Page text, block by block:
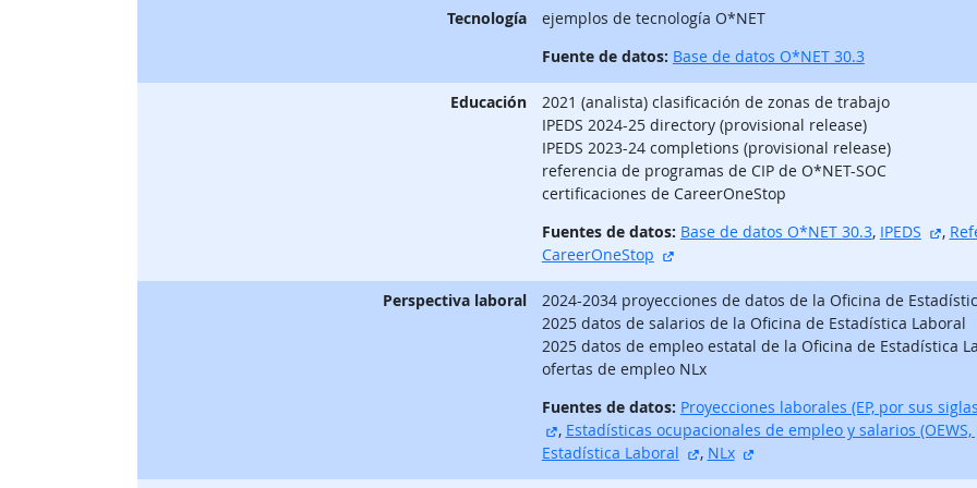
Tecnología
ejemplos de tecnología O*NET
Fuente de datos: Base de datos O*NET 30.3
Educación
2021 (analista) clasificación de zonas de trabajo
IPEDS 2024-25 directory (provisional release)
IPEDS 2023-24 completions (provisional release)
referencia de programas de CIP de O*NET-SOC
certificaciones de CareerOneStop
Fuentes de datos: Base de datos O*NET 30.3, IPEDS sitio
,
CareerOneStop
sitio externo
Perspectiva laboral
2024-2034 proyecciones de datos de la Oficina de
2025 datos de salarios de la Oficina de Estadística Laboral
2025 datos de empleo estatal de la Oficina de Estadística
ofertas de empleo NLx
Fuentes de datos: Proyecciones laborales (EP, por sus
sitio externo
, Estadísticas ocupacionales de empleo y salarios
Estadística Laboral
sitio externo
, NLx